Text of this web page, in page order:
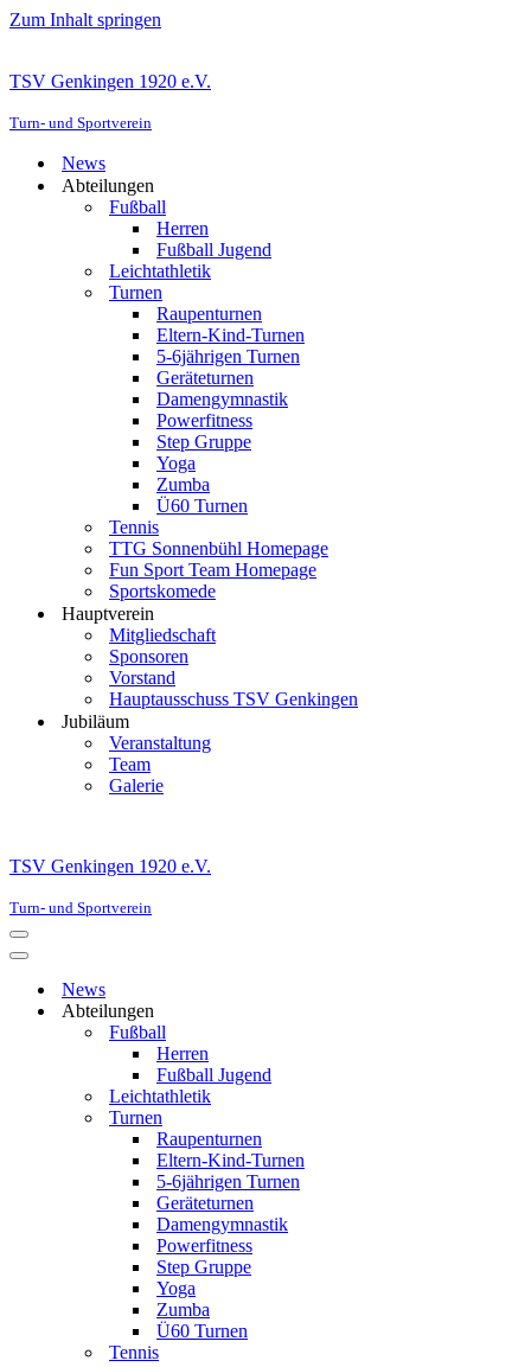
Zum Inhalt springen
TSV Genkingen 1920 e.V.
Turn- und Sportverein
News
Abteilungen
Fußball
Herren
Fußball Jugend
Leichtathletik
Turnen
Raupenturnen
Eltern-Kind-Turnen
5-6jährigen Turnen
Geräteturnen
Damengymnastik
Powerfitness
Step Gruppe
Yoga
Zumba
Ü60 Turnen
Tennis
TTG Sonnenbühl Homepage
Fun Sport Team Homepage
Sportskomede
Hauptverein
Mitgliedschaft
Sponsoren
Vorstand
Hauptausschuss TSV Genkingen
Jubiläum
Veranstaltung
Team
Galerie
TSV Genkingen 1920 e.V.
Turn- und Sportverein
Navigationsmenü
Navigationsmenü
News
Abteilungen
Fußball
Herren
Fußball Jugend
Leichtathletik
Turnen
Raupenturnen
Eltern-Kind-Turnen
5-6jährigen Turnen
Geräteturnen
Damengymnastik
Powerfitness
Step Gruppe
Yoga
Zumba
Ü60 Turnen
Tennis